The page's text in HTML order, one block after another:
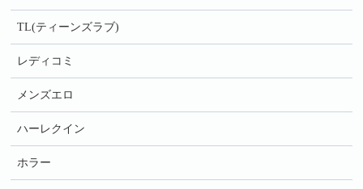
TL(ティーンズラブ)
レディコミ
メンズエロ
ハーレクイン
ホラー